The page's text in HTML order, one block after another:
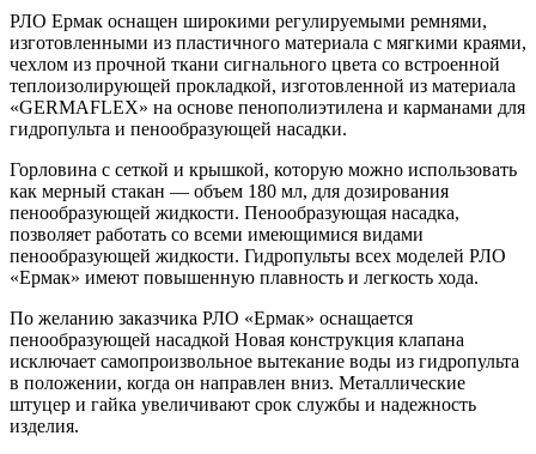
РЛО Ермак оснащен широкими регулируемыми ремнями,
изготовленными из пластичного материала с мягкими краями,
чехлом из прочной ткани сигнального цвета со встроенной
теплоизолирующей прокладкой, изготовленной из материала
«GERMAFLEX» на основе пенополиэтилена и карманами для
гидропульта и пенообразующей насадки.
Горловина с сеткой и крышкой, которую можно использовать
как мерный стакан — объем 180 мл, для дозирования
пенообразующей жидкости. Пенообразующая насадка,
позволяет работать со всеми имеющимися видами
пенообразующей жидкости. Гидропульты всех моделей РЛО
«Ермак» имеют повышенную плавность и легкость хода.
По желанию заказчика РЛО «Ермак» оснащается
пенообразующей насадкой Новая конструкция клапана
исключает самопроизвольное вытекание воды из гидропульта
в положении, когда он направлен вниз. Металлические
штуцер и гайка увеличивают срок службы и надежность
изделия.